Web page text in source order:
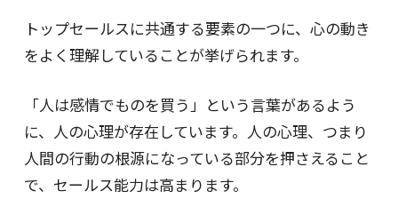
トップセールスに共通する要素の一つに、心の動き
をよく理解していることが挙げられます。
「人は感情でものを買う」という言葉があるよう
に、人の心理が存在しています。人の心理、つまり
人間の行動の根源になっている部分を押さえること
で、セールス能力は高まります。